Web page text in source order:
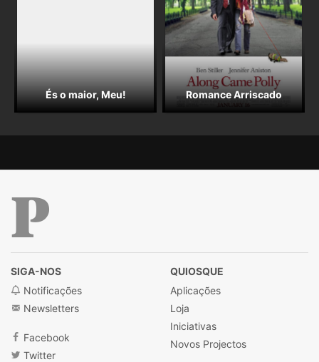
És o maior, Meu! Romance Arriscado
SIGA-NOS
Notificações
Newsletters
Facebook
Twitter
QUIOSQUE
Aplicações
Loja
Iniciativas
Novos Projectos